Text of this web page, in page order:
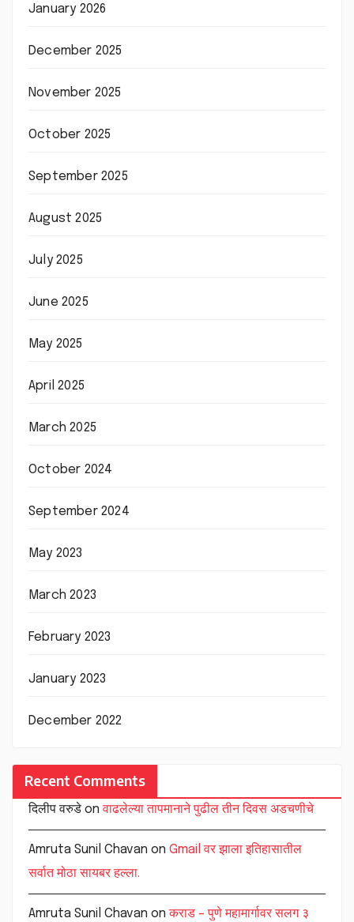
January 2026
December 2025
November 2025
October 2025
September 2025
August 2025
July 2025
June 2025
May 2025
April 2025
March 2025
October 2024
September 2024
May 2023
March 2023
February 2023
January 2023
December 2022
Recent Comments
दिलीप वरुडे onवाढलेल्या तापमानाने पुढील तीन दिवस अडचणीचे
Amruta Sunil Chavan on Gmail वर झाला इतिहासातील
सर्वात मोठा सायबर हल्ला.
Amruta Sunil Chavan onकराड – पुणे महामार्गावर सलग ३